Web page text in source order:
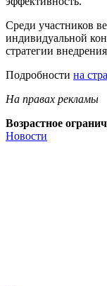
Среди участников
индивидуальной
стратегии
Подробности на
На правах рекламы
Возрастное
Новости